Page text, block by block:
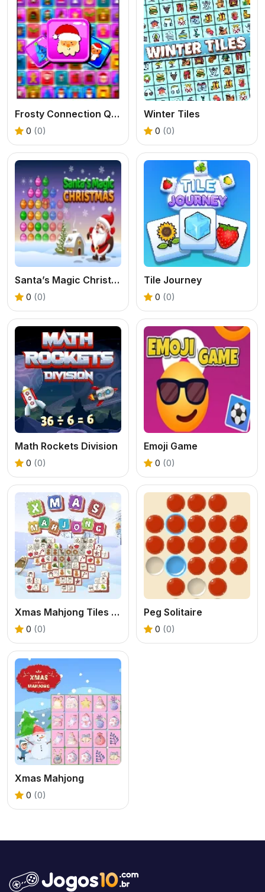
Frosty Connection Quest
0 (0)
Winter Tiles
0 (0)
Santa’s Magic Christmas
0 (0)
Tile Journey
0 (0)
Math Rockets Division
0 (0)
Emoji Game
0 (0)
Xmas Mahjong Tiles 2023
0 (0)
Peg Solitaire
0 (0)
Xmas Mahjong
0 (0)